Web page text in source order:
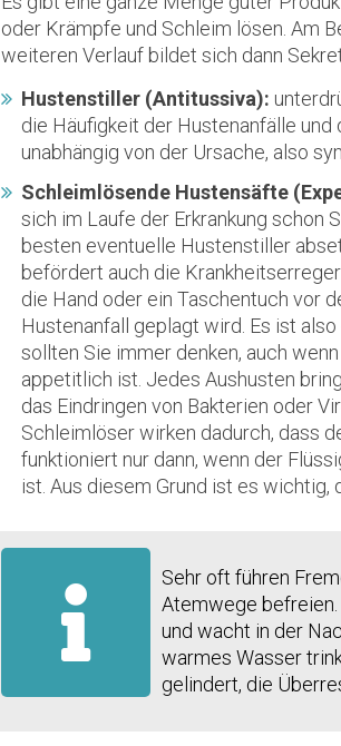
oder Krämpfe und Schleim lösen. Am
weiteren Verlauf bildet sich dann
Hustenstiller (Antitussiva):
die Häufigkeit der Hustenanfälle
unabhängig von der Ursache, also
Schleimlösende Hustensäfte
sich im Laufe der Erkrankung schon
besten eventuelle Hustenstiller
befördert auch die
die Hand oder ein Taschentuch vor
Hustenanfall geplagt wird. Es ist
sollten Sie immer denken, auch
appetitlich ist. Jedes Aushusten
das Eindringen von Bakterien oder
Schleimlöser wirken dadurch, dass
funktioniert nur dann, wenn der
ist. Aus diesem Grund ist es wichtig,
Sehr oft führen
Atemwege befreien.
und wacht in der
warmes Wasser
gelindert, die